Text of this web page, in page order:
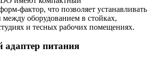
фактор, что позволяет устанавливать
между оборудованием в стойках,
и тесных рабочих помещениях.
адаптер питания